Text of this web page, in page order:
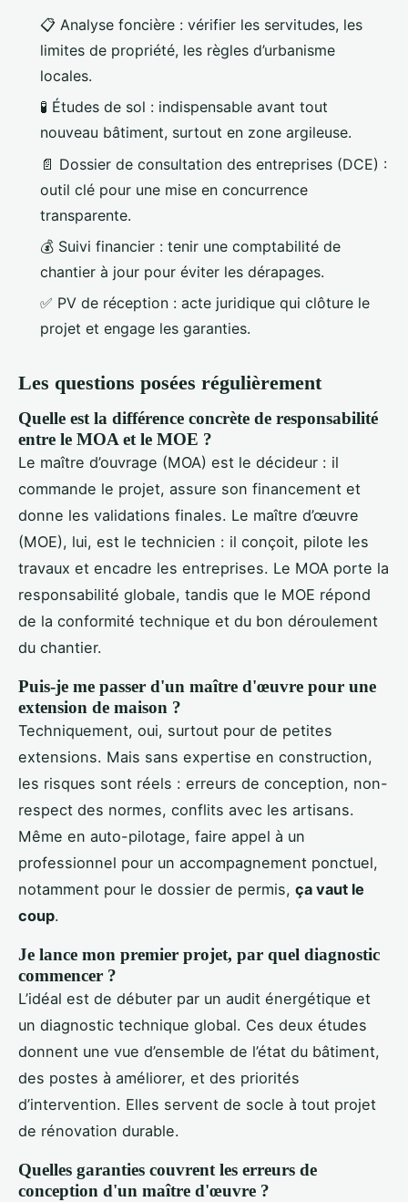
📋 Analyse foncière : vérifier les servitudes, les
limites de propriété, les règles d’urbanisme
locales.
🧪 Études de sol : indispensable avant tout
nouveau bâtiment, surtout en zone argileuse.
📄 Dossier de consultation des entreprises (DCE) :
outil clé pour une mise en concurrence
transparente.
💰 Suivi financier : tenir une comptabilité de
chantier à jour pour éviter les dérapages.
✅ PV de réception : acte juridique qui clôture le
projet et engage les garanties.
Les questions posées régulièrement
Quelle est la différence concrète de responsabilité
entre le MOA et le MOE ?
Le maître d’ouvrage (MOA) est le décideur : il
commande le projet, assure son financement et
donne les validations finales. Le maître d’œuvre
(MOE), lui, est le technicien : il conçoit, pilote les
travaux et encadre les entreprises. Le MOA porte la
responsabilité globale, tandis que le MOE répond
de la conformité technique et du bon déroulement
du chantier.
Puis-je me passer d'un maître d'œuvre pour une
extension de maison ?
Techniquement, oui, surtout pour de petites
extensions. Mais sans expertise en construction,
les risques sont réels : erreurs de conception, non-
respect des normes, conflits avec les artisans.
Même en auto-pilotage, faire appel à un
professionnel pour un accompagnement ponctuel,
notamment pour le dossier de permis, ça vaut le
coup.
Je lance mon premier projet, par quel diagnostic
commencer ?
L’idéal est de débuter par un audit énergétique et
un diagnostic technique global. Ces deux études
donnent une vue d’ensemble de l’état du bâtiment,
des postes à améliorer, et des priorités
d’intervention. Elles servent de socle à tout projet
de rénovation durable.
Quelles garanties couvrent les erreurs de
conception d'un maître d'œuvre ?